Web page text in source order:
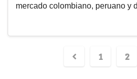
mercado colombiano, peruano y
1 2